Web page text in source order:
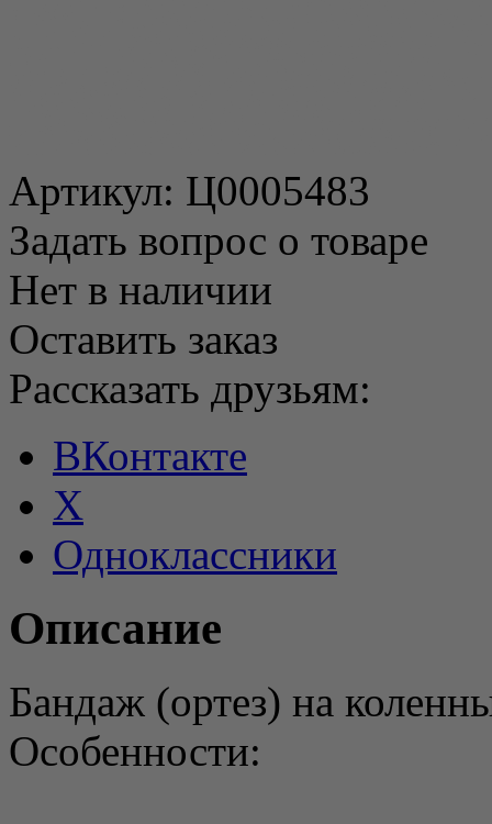
Артикул: Ц0005483
Задать вопрос о товаре
Нет в наличии
Оставить заказ
Рассказать друзьям:
ВКонтакте
X
Одноклассники
Описание
Бандаж (ортез) на
Особенности: